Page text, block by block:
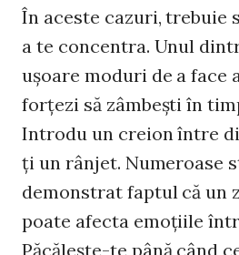
În aceste cazuri, trebuie
a te concentra. Unul
uşoare moduri de a face
forţezi să zâmbeşti în
Introdu un creion între
ţi un rânjet. Numeroase
demonstrat faptul că un
poate afecta emoţiile
Păcăleşte-te până când